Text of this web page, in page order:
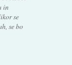
in
se
se bo